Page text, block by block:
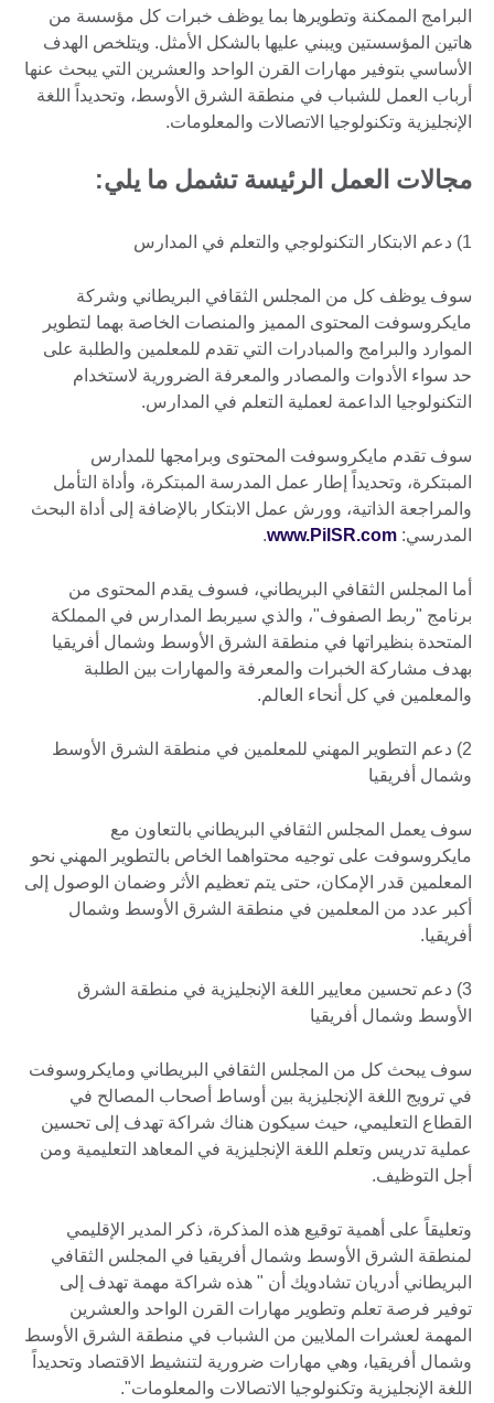
البرامج الممكنة وتطويرها بما يوظف خبرات كل مؤسسة من
هاتين المؤسستين ويبني عليها بالشكل الأمثل. ويتلخص الهدف
الأساسي بتوفير مهارات القرن الواحد والعشرين التي يبحث عنها
أرباب العمل للشباب في منطقة الشرق الأوسط، وتحديداً اللغة
الإنجليزية وتكنولوجيا الاتصالات والمعلومات.
مجالات العمل الرئيسة تشمل ما يلي:
1) دعم الابتكار التكنولوجي والتعلم في المدارس
سوف يوظف كل من المجلس الثقافي البريطاني وشركة
مايكروسوفت المحتوى المميز والمنصات الخاصة بهما لتطوير
الموارد والبرامج والمبادرات التي تقدم للمعلمين والطلبة على
حد سواء الأدوات والمصادر والمعرفة الضرورية لاستخدام
التكنولوجيا الداعمة لعملية التعلم في المدارس.
سوف تقدم مايكروسوفت المحتوى وبرامجها للمدارس
المبتكرة، وتحديداً إطار عمل المدرسة المبتكرة، وأداة التأمل
والمراجعة الذاتية، وورش عمل الابتكار بالإضافة إلى أداة البحث
المدرسي: www.PilSR.com
.
أما المجلس الثقافي البريطاني، فسوف يقدم المحتوى من
برنامج "ربط الصفوف"، والذي سيربط المدارس في المملكة
المتحدة بنظيراتها في منطقة الشرق الأوسط وشمال أفريقيا
بهدف مشاركة الخبرات والمعرفة والمهارات بين الطلبة
والمعلمين في كل أنحاء العالم.
2) دعم التطوير المهني للمعلمين في منطقة الشرق الأوسط
وشمال أفريقيا
سوف يعمل المجلس الثقافي البريطاني بالتعاون مع
مايكروسوفت على توجيه محتواهما الخاص بالتطوير المهني نحو
المعلمين قدر الإمكان، حتى يتم تعظيم الأثر وضمان الوصول إلى
أكبر عدد من المعلمين في منطقة الشرق الأوسط وشمال
أفريقيا.
3) دعم تحسين معايير اللغة الإنجليزية في منطقة الشرق
الأوسط وشمال أفريقيا
سوف يبحث كل من المجلس الثقافي البريطاني ومايكروسوفت
في ترويج اللغة الإنجليزية بين أوساط أصحاب المصالح في
القطاع التعليمي، حيث سيكون هناك شراكة تهدف إلى تحسين
عملية تدريس وتعلم اللغة الإنجليزية في المعاهد التعليمية ومن
أجل التوظيف.
وتعليقاً على أهمية توقيع هذه المذكرة، ذكر المدير الإقليمي
لمنطقة الشرق الأوسط وشمال أفريقيا في المجلس الثقافي
البريطاني أدريان تشادويك أن " هذه شراكة مهمة تهدف إلى
توفير فرصة تعلم وتطوير مهارات القرن الواحد والعشرين
المهمة لعشرات الملايين من الشباب في منطقة الشرق الأوسط
وشمال أفريقيا، وهي مهارات ضرورية لتنشيط الاقتصاد وتحديداً
اللغة الإنجليزية وتكنولوجيا الاتصالات والمعلومات".